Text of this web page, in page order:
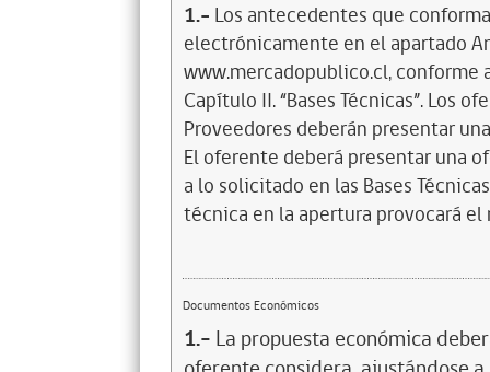
1.- Los antecedentes que
electrónicamente en el apartado
www.mercadopublico.cl,
Capítulo II. “Bases Técnicas”. Los
Proveedores deberán presentar
El oferente deberá presentar una
a lo solicitado en las Bases
técnica en la apertura provocará
Documentos Económicos
1.- La propuesta económica